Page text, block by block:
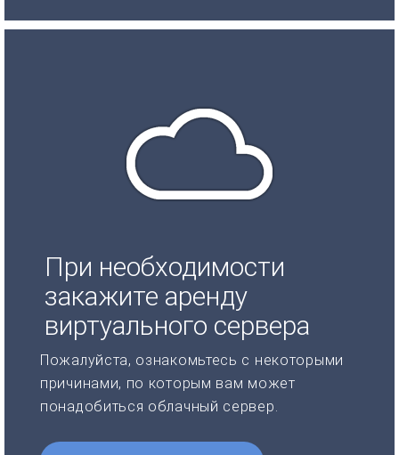
При необходимости
закажите аренду
виртуального сервера
Пожалуйста, ознакомьтесь с некоторыми
причинами, по которым вам может
понадобиться облачный сервер.